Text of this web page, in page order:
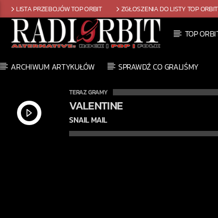
LISTA PRZEBOJÓW TOP ORBIT ZGŁOSZENIA DO LISTY TOP ORBIT
TOP
ARCHIWUM ARTYKUŁÓW SPRAWDŹ CO GRALIŚMY
TERAZ GRAMY
VALENTINE
SNAIL MAIL